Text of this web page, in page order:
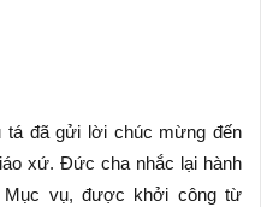
đã gửi lời chúc mừng đến
xứ. Đức cha nhắc lại hành
Mục vụ, được khởi công từ